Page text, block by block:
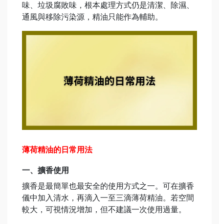
味、垃圾腐敗味，根本處理方式仍是清潔、除濕、
通風與移除污染源，精油只能作為輔助。
薄荷精油的日常用法
一、擴香使用
擴香是最簡單也最安全的使用方式之一。可在擴香
儀中加入清水，再滴入一至三滴薄荷精油。若空間
較大，可視情況增加，但不建議一次使用過量。